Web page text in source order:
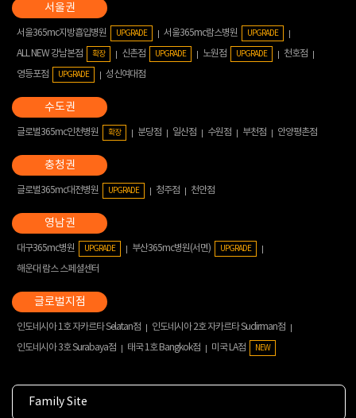
서울365mc지방흡입병원 UPGRADE 서울365mc람스병원 UPGRADE
ALL NEW 강남본점 확장 신촌점 UPGRADE 노원점 UPGRADE
천호점
영등포점
UPGRADE 성신여대점
글로벌365mc인천병원 확장 분당점 일산점 수원점 부천점 안양평촌점
글로벌365mc대전병원 UPGRADE 청주점 천안점
대구365mc병원 UPGRADE 부산365mc병원(서면) UPGRADE
해운대 람스 스페셜센터
인도네시아 1호 자카르타 Selatan점
인도네시아 2호 자카르타 Sudirman점
인도네시아 3호 Surabaya점
태국 1호 Bangkok점 미국 LA점 NEW
Family Site